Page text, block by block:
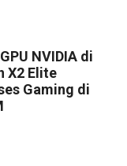
NVIDIA di
X2 Elite
Gaming di